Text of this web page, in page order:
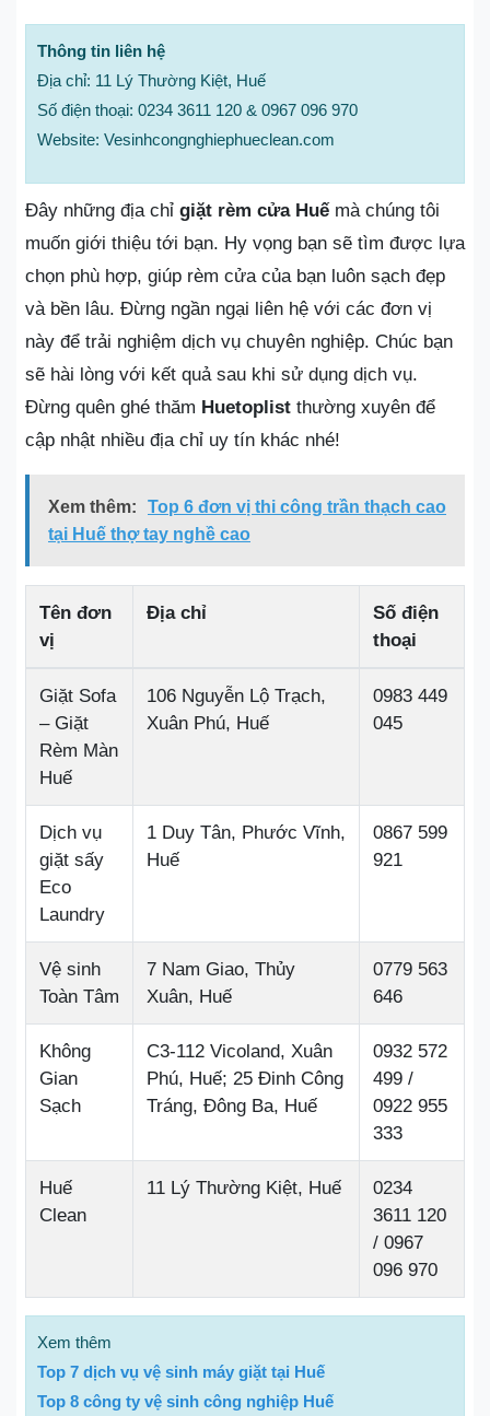
Thông tin liên hệ
Địa chỉ: 11 Lý Thường Kiệt, Huế
Số điện thoại: 0234 3611 120 & 0967 096 970
Website: Vesinhcongnghiephueclean.com
Đây những địa chỉ giặt rèm cửa Huếmà chúng tôi
muốn giới thiệu tới bạn. Hy vọng bạn sẽ tìm được lựa
chọn phù hợp, giúp rèm cửa của bạn luôn sạch đẹp
và bền lâu. Đừng ngần ngại liên hệ với các đơn vị
này để trải nghiệm dịch vụ chuyên nghiệp. Chúc bạn
sẽ hài lòng với kết quả sau khi sử dụng dịch vụ.
Đừng quên ghé thăm Huetoplist thường xuyên để
cập nhật nhiều địa chỉ uy tín khác nhé!
Xem thêm:
Top 6 đơn vị thi công trần thạch cao
tại Huế thợ tay nghề cao
Tên đơn
vị
Địa chỉ
Số điện
thoại
Giặt Sofa
– Giặt
Rèm Màn
Huế
106 Nguyễn Lộ Trạch,
Xuân Phú, Huế
0983 449
045
Dịch vụ
giặt sấy
Eco
Laundry
1 Duy Tân, Phước Vĩnh,
Huế
0867 599
921
Vệ sinh
Toàn Tâm
7 Nam Giao, Thủy
Xuân, Huế
0779 563
646
Không
Gian
Sạch
C3-112 Vicoland, Xuân
Phú, Huế; 25 Đinh Công
Tráng, Đông Ba, Huế
0932 572
499 /
0922 955
333
Huế
Clean
11 Lý Thường Kiệt, Huế
0234
3611 120
/ 0967
096 970
Xem thêm
Top 7 dịch vụ vệ sinh máy giặt tại Huế
Top 8 công ty vệ sinh công nghiệp Huế